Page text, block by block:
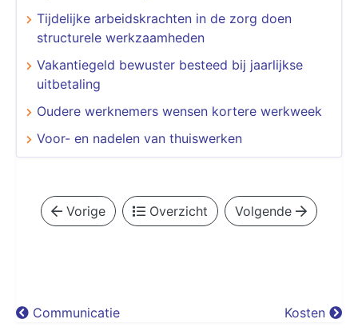
Tijdelijke arbeidskrachten in de zorg doen
structurele werkzaamheden
Vakantiegeld bewuster besteed bij jaarlijkse
uitbetaling
Oudere werknemers wensen kortere werkweek
Voor- en nadelen van thuiswerken
Vorige Overzicht Volgende
Communicatie Kosten